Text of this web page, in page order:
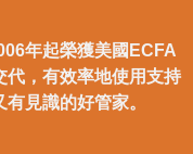
年起榮獲美國ECFA
代，有效率地使用支持
見識的好管家。